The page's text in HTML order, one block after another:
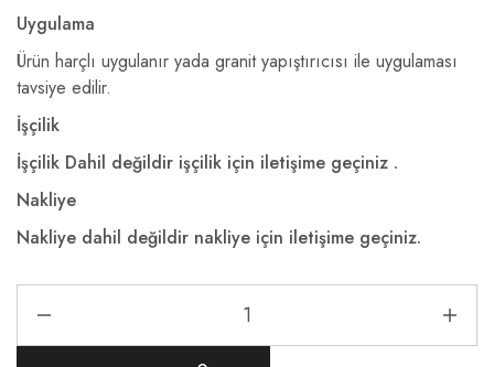
Uygulama
Ürün harçlı uygulanır yada granit yapıştırıcısı ile uygulaması
tavsiye edilir.
İşçilik
İşçilik Dahil değildir işçilik için iletişime geçiniz .
Nakliye
Nakliye dahil değildir nakliye için iletişime geçiniz.